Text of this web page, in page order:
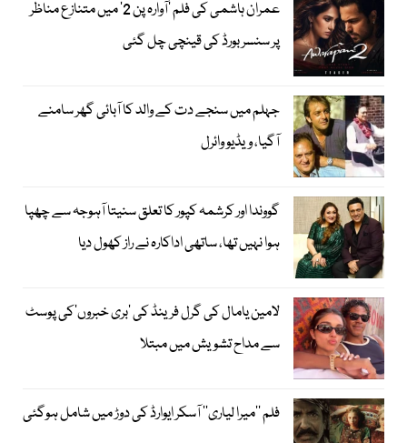
عمران ہاشمی کی فلم ’آوارہ پن 2‘ میں متنازع مناظر
پر سنسر بورڈ کی قینچی چل گئی
جہلم میں سنجے دت کے والد کا آبائی گھر سامنے
آگیا، ویڈیو وائرل
گووندا اور کرشمہ کپور کا تعلق سنیتا آہوجہ سے چھپا
ہوا نہیں تھا، ساتھی اداکارہ نے راز کھول دیا
لامین یامال کی گرل فرینڈ کی ’بری خبروں‘کی پوسٹ
سے مداح تشویش میں مبتلا
فلم ’’میرا لیاری‘‘ آسکر ایوارڈ کی دوڑ میں شامل ہوگئی